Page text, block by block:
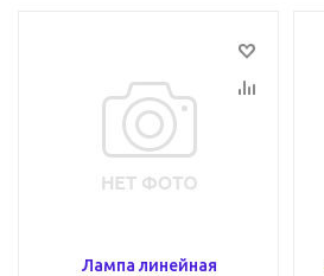
Лампа линейная